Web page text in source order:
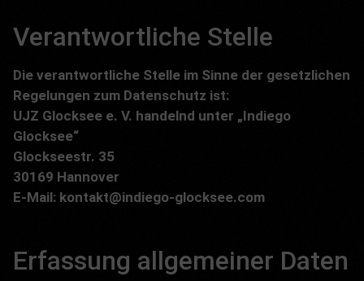
Verantwortliche Stelle
Die verantwortliche Stelle im Sinne der gesetzlichen
Regelungen zum Datenschutz ist:
UJZ Glocksee e. V. handelnd unter „Indiego
Glocksee“
Glockseestr. 35
30169 Hannover
E-Mail: kontakt@indiego-glocksee.com
Erfassung allgemeiner Daten